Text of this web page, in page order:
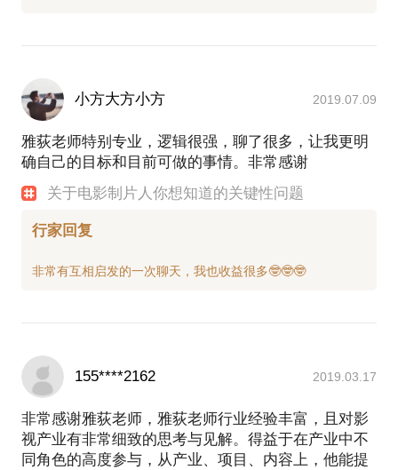
小方大方小方 2019.07.09
雅荻老师特别专业，逻辑很强，聊了很多，让我更明
确自己的目标和目前可做的事情。非常感谢
关于电影制片人你想知道的关键性问题
行家回复
155****2162 2019.03.17
非常感谢雅荻老师，雅荻老师行业经验丰富，且对影
视产业有非常细致的思考与见解。得益于在产业中不
同角色的高度参与，从产业、项目、内容上，他能提